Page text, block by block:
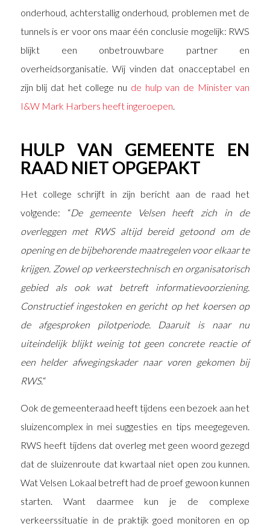
onderhoud, achterstallig onderhoud, problemen met de
tunnels is er voor ons maar één conclusie mogelijk: RWS
blijkt een onbetrouwbare partner en
overheidsorganisatie. Wij vinden dat onacceptabel en
zijn blij dat het college nu de hulp van de Minister van
I&W Mark Harbers heeft ingeroepen
HULP VAN GEMEENTE EN
RAAD NIET OPGEPAKT
Het college schrijft in zijn bericht aan de raad het
volgende: “De gemeente Velsen heeft zich in de
overleggen met RWS altijd bereid getoond om de
opening en de bijbehorende maatregelen voor elkaar te
krijgen. Zowel op verkeerstechnisch en organisatorisch
gebied als ook wat betreft informatievoorziening.
Constructief ingestoken en gericht op het koersen op
de afgesproken pilotperiode. Daaruit is naar nu
uiteindelijk blijkt weinig tot geen concrete reactie of
een helder afwegingskader naar voren gekomen bij
RWS.“
Ook de gemeenteraad heeft tijdens een bezoek aan het
sluizencomplex in mei suggesties en tips meegegeven.
RWS heeft tijdens dat overleg met geen woord gezegd
dat de sluizenroute dat kwartaal niet open zou kunnen.
Wat Velsen Lokaal betreft had de proef gewoon kunnen
starten. Want daarmee kun je de complexe
verkeerssituatie in de praktijk goed monitoren en op